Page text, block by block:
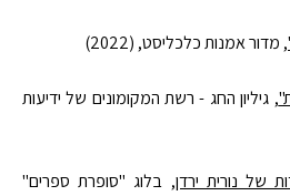
, מדור אמנות כלכליסט, (2022)
, גיליון החג - רשת המקומונים של ידיעות
של נורית ירדן, בלוג "סופרת ספרים"